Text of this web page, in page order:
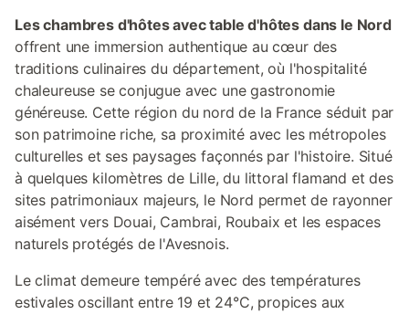
Les chambres d'hôtes avec table d'hôtes dans le Nord
offrent une immersion authentique au cœur des
traditions culinaires du département, où l'hospitalité
chaleureuse se conjugue avec une gastronomie
généreuse. Cette région du nord de la France séduit par
son patrimoine riche, sa proximité avec les métropoles
culturelles et ses paysages façonnés par l'histoire. Situé
à quelques kilomètres de Lille, du littoral flamand et des
sites patrimoniaux majeurs, le Nord permet de rayonner
aisément vers Douai, Cambrai, Roubaix et les espaces
naturels protégés de l'Avesnois.
Le climat demeure tempéré avec des températures
estivales oscillant entre 19 et 24°C, propices aux